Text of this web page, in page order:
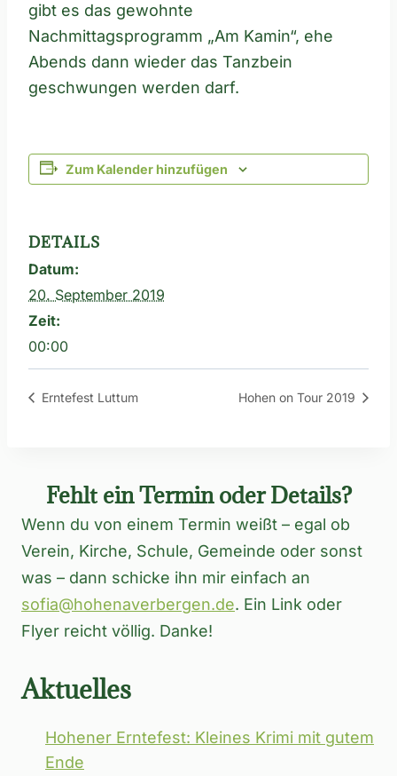
gibt es das gewohnte
Nachmittagsprogramm „Am Kamin“, ehe
Abends dann wieder das Tanzbein
geschwungen werden darf.
Zum Kalender hinzufügen
DETAILS
Datum:
20. September 2019
Zeit:
00:00
Erntefest Luttum Hohen on Tour 2019
Fehlt ein Termin oder Details?
Wenn du von einem Termin weißt – egal ob
Verein, Kirche, Schule, Gemeinde oder sonst
was – dann schicke ihn mir einfach an
sofia@hohenaverbergen.de. Ein Link oder
Flyer reicht völlig. Danke!
Aktuelles
Hohener Erntefest: Kleines Krimi mit gutem
Ende